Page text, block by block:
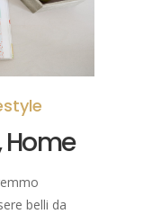
Home
belli da